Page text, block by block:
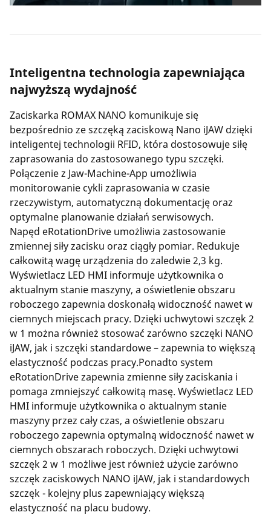
Inteligentna technologia zapewniająca
najwyższą wydajność
Zaciskarka ROMAX NANO komunikuje się
bezpośrednio ze szczęką zaciskową Nano iJAW dzięki
inteligentej technologii RFID, która dostosowuje siłę
zaprasowania do zastosowanego typu szczęki.
Połączenie z Jaw-Machine-App umożliwia
monitorowanie cykli zaprasowania w czasie
rzeczywistym, automatyczną dokumentację oraz
optymalne planowanie działań serwisowych.
Napęd eRotationDrive umożliwia zastosowanie
zmiennej siły zacisku oraz ciągły pomiar. Redukuje
całkowitą wagę urządzenia do zaledwie 2,3 kg.
Wyświetlacz LED HMI informuje użytkownika o
aktualnym stanie maszyny, a oświetlenie obszaru
roboczego zapewnia doskonałą widoczność nawet w
ciemnych miejscach pracy. Dzięki uchwytowi szczęk 2
w 1 można również stosować zarówno szczęki NANO
iJAW, jak i szczęki standardowe – zapewnia to większą
elastyczność podczas pracy.Ponadto system
eRotationDrive zapewnia zmienne siły zaciskania i
pomaga zmniejszyć całkowitą masę. Wyświetlacz LED
HMI informuje użytkownika o aktualnym stanie
maszyny przez cały czas, a oświetlenie obszaru
roboczego zapewnia optymalną widoczność nawet w
ciemnych obszarach roboczych. Dzięki uchwytowi
szczęk 2 w 1 możliwe jest również użycie zarówno
szczęk zaciskowych NANO iJAW, jak i standardowych
szczęk - kolejny plus zapewniający większą
elastyczność na placu budowy.